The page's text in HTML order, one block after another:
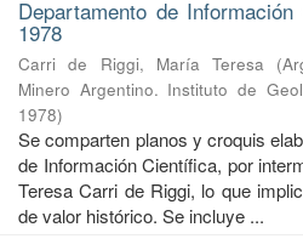
Departamento de
1978
Carri de Riggi, María Teresa (
Minero Argentino. Instituto de
1978)
Se comparten planos y croquis
de Información Científica, por
Teresa Carri de Riggi, lo que
de valor histórico. Se incluye ...